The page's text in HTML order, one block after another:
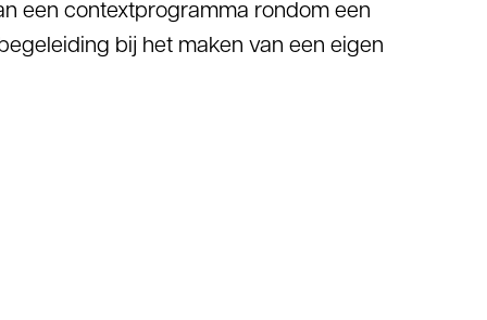
een contextprogramma rondom een
bij het maken van een eigen